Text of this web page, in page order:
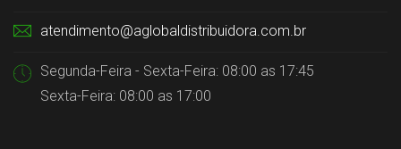
atendimento@aglobaldistribuidora.com.br
Segunda-Feira - Sexta-Feira: 08:00 as 17:45
Sexta-Feira: 08:00 as 17:00